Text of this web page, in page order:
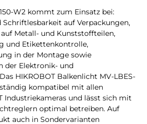
W2 kommt zum Einsatz bei:
auf Verpackungen,
Metall- und Kunststoffteilen,
und Etikettenkontrolle,
in der Montage sowie
der Elektronik- und
HIKROBOT Balkenlicht MV-LBES-
kompatibel mit allen
Industriekameras und lässt sich mit
optimal betreiben. Auf
auch in Sondervarianten